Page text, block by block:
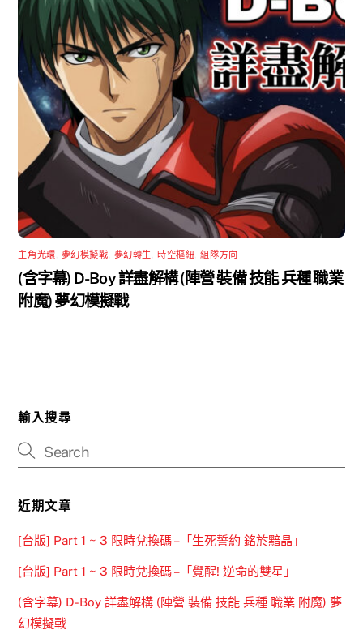
主角光環 夢幻模擬戰 夢幻轉生 ,時空樞紐 ,組隊方向
(含字幕) D-Boy 詳盡解構 (陣營 裝備 技能 兵種 職業
附魔) 夢幻模擬戰
輸入搜尋
近期文章
[台版] Part 1 ~ 3 限時兌換碼 –「生死誓約 銘於黯晶」
[台版] Part 1 ~ 3 限時兌換碼 –「覺醒! 逆命的雙星」
(含字幕) D-Boy 詳盡解構 (陣營 裝備 技能 兵種 職業 附魔) 夢
幻模擬戰